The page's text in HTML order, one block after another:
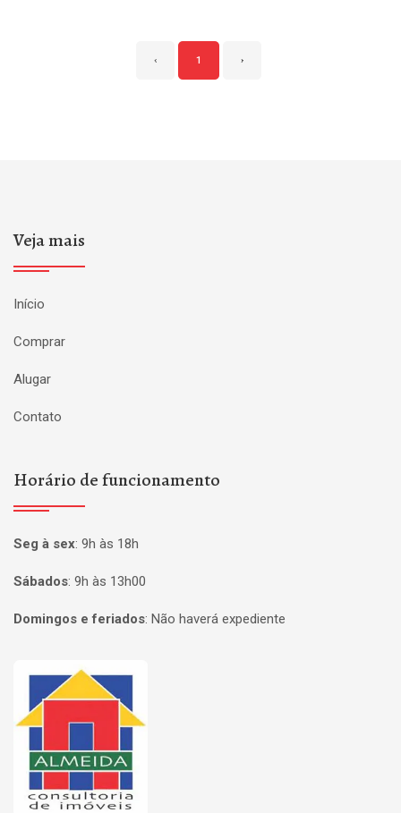
‹ 1 ›
Veja mais
Início
Comprar
Alugar
Contato
Horário de funcionamento
Seg à sex: 9h às 18h
Sábados: 9h às 13h00
Domingos e feriados: Não haverá expediente
Página inicial